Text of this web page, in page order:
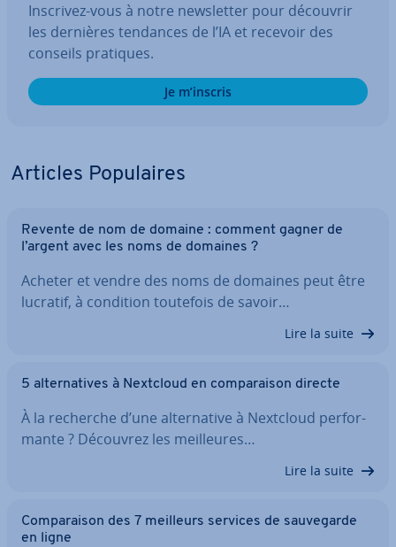
Inscrivez-vous à notre news­let­ter pour découvrir
les dernières tendances de l’IA et recevoir des
conseils pratiques.
Je m’inscris
Articles Po­pu­laires
Revente de nom de domaine : comment gagner de
l’argent avec les noms de domaines ?
Acheter et vendre des noms de domaines peut être
lucratif, à condition toutefois de savoir…
Lire la suite
5 al­ter­na­tives à Nextcloud en com­pa­rai­son directe
À la recherche d’une al­ter­na­tive à Nextcloud per­for­
mante ? Découvrez les meil­leures…
Lire la suite
Com­pa­rai­son des 7 meilleurs services de sau­ve­garde
en ligne